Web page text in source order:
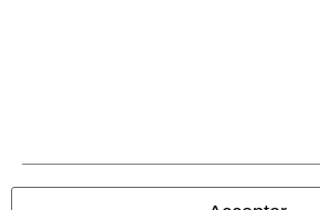
Tous nos prix sont T.T.C. Cependant, ils ne
denvoi.